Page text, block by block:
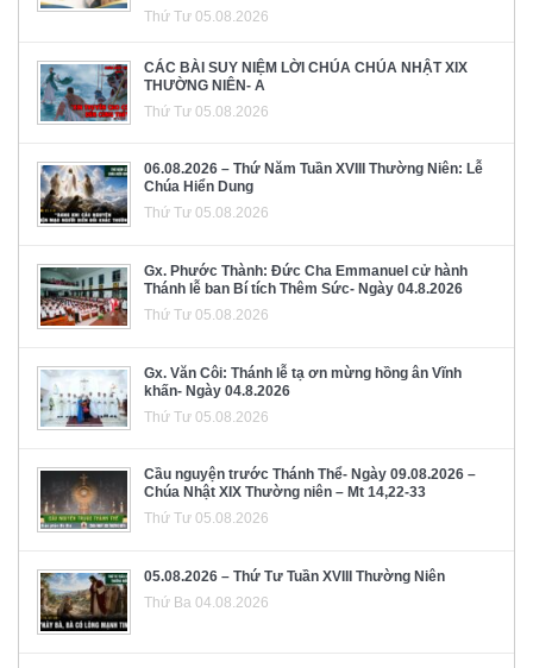
Thứ Tư 05.08.2026
CÁC BÀI SUY NIỆM LỜI CHÚA CHÚA NHẬT XIX
THƯỜNG NIÊN- A
Thứ Tư 05.08.2026
06.08.2026 – Thứ Năm Tuần XVIII Thường Niên: Lễ
Chúa Hiển Dung
Thứ Tư 05.08.2026
Gx. Phước Thành: Đức Cha Emmanuel cử hành
Thánh lễ ban Bí tích Thêm Sức- Ngày 04.8.2026
Thứ Tư 05.08.2026
Gx. Văn Côi: Thánh lễ tạ ơn mừng hồng ân Vĩnh
khấn- Ngày 04.8.2026
Thứ Tư 05.08.2026
Cầu nguyện trước Thánh Thể- Ngày 09.08.2026 –
Chúa Nhật XIX Thường niên – Mt 14,22-33
Thứ Tư 05.08.2026
05.08.2026 – Thứ Tư Tuần XVIII Thường Niên
Thứ Ba 04.08.2026